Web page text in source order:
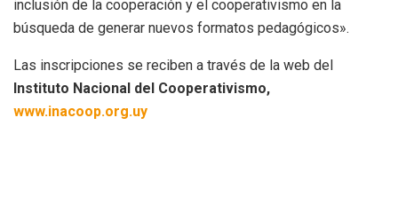
inclusión de la cooperación y el cooperativismo en la
búsqueda de generar nuevos formatos pedagógicos».
Las inscripciones se reciben a través de la web del
Instituto Nacional del Cooperativismo,
www.inacoop.org.uy